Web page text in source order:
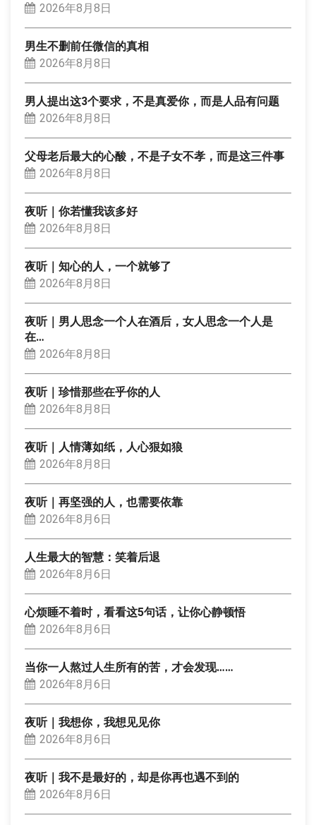
2026年8月8日
男生不删前任微信的真相
2026年8月8日
男人提出这3个要求，不是真爱你，而是人品有问题
2026年8月8日
父母老后最大的心酸，不是子女不孝，而是这三件事
2026年8月8日
夜听｜你若懂我该多好
2026年8月8日
夜听｜知心的人，一个就够了
2026年8月8日
夜听｜男人思念一个人在酒后，女人思念一个人是
在…
2026年8月8日
夜听｜珍惜那些在乎你的人
2026年8月8日
夜听｜人情薄如纸，人心狠如狼
2026年8月8日
夜听｜再坚强的人，也需要依靠
2026年8月6日
人生最大的智慧：笑着后退
2026年8月6日
心烦睡不着时，看看这5句话，让你心静顿悟
2026年8月6日
当你一人熬过人生所有的苦，才会发现……
2026年8月6日
夜听｜我想你，我想见见你
2026年8月6日
夜听｜我不是最好的，却是你再也遇不到的
2026年8月6日